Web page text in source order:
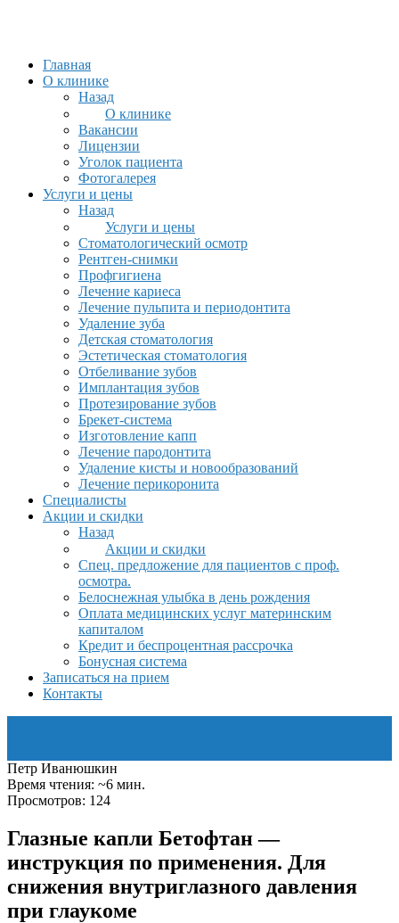
Главная
О клинике
Назад
О клинике
Вакансии
Лицензии
Уголок пациента
Фотогалерея
Услуги и цены
Назад
Услуги и цены
Стоматологический осмотр
Рентген-снимки
Профгигиена
Лечение кариеса
Лечение пульпита и периодонтита
Удаление зуба
Детская стоматология
Эстетическая стоматология
Отбеливание зубов
Имплантация зубов
Протезирование зубов
Брекет-система
Изготовление капп
Лечение пародонтита
Удаление кисты и новообразований
Лечение перикоронита
Специалисты
Акции и скидки
Назад
Акции и скидки
Спец. предложение для пациентов с проф.
осмотра.
Белоснежная улыбка в день рождения
Оплата медицинских услуг материнским
капиталом
Кредит и беспроцентная рассрочка
Бонусная система
Записаться на прием
Контакты
Петр Иванюшкин
Время чтения: ~6 мин.
Просмотров: 124
Глазные капли Бетофтан —
инструкция по применения. Для
снижения внутриглазного давления
при глаукоме